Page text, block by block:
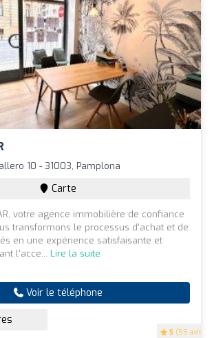
5 (55 avis)
10 - 31003, Pamplona
Carte
votre agence immobilière de confiance
transformons le processus d'achat et de
en une expérience satisfaisante et
l'acce... Lire la suite
Voir le téléphone